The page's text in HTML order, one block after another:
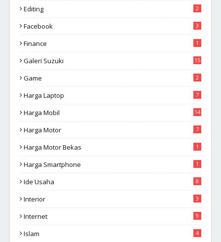
Editing 2
Facebook 3
Finance 1
Galeri Suzuki 15
Game 2
Harga Laptop 7
Harga Mobil 14
Harga Motor 7
Harga Motor Bekas 1
Harga Smartphone 1
Ide Usaha 8
Interior 3
Internet 9
Islam 4